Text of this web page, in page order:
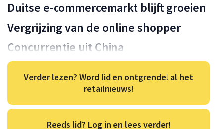
Duitse e-commercemarkt blijft groeien
Vergrijzing van de online shopper
Concurrentie uit China
Verder lezen? Word lid en ontgrendel al het
retailnieuws!
Reeds lid? Log in en lees verder!